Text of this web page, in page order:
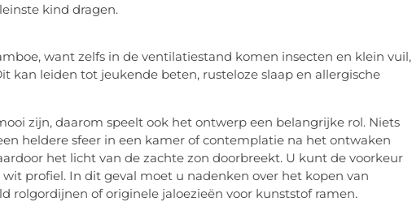
kind dragen.
want zelfs in de ventilatiestand komen insecten en klein vuil,
kan leiden tot jeukende beten, rusteloze slaap en allergische
zijn, daarom speelt ook het ontwerp een belangrijke rol. Niets
heldere sfeer in een kamer of contemplatie na het ontwaken
het licht van de zachte zon doorbreekt. U kunt de voorkeur
profiel. In dit geval moet u nadenken over het kopen van
rolgordijnen of originele jaloezieën voor kunststof ramen.